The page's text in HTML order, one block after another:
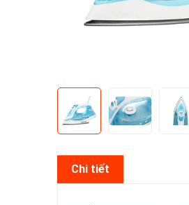
Chi tiết